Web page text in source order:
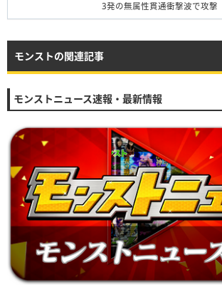
3発の無属性貫通衝撃波で攻撃
モンストの関連記事
モンストニュース速報・最新情報